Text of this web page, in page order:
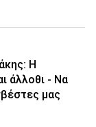
Η
άλλοθι - Να
μας